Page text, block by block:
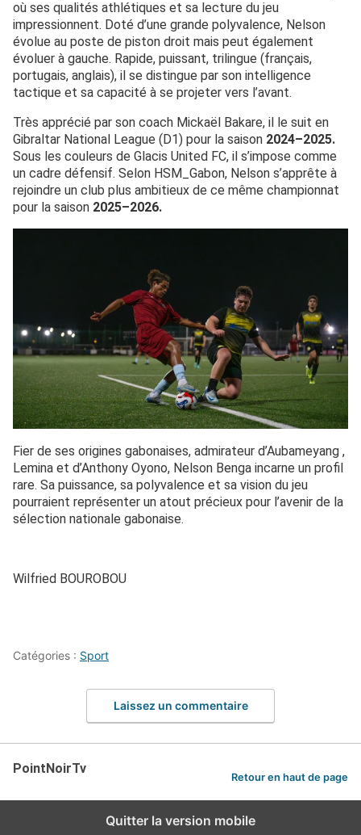
où ses qualités athlétiques et sa lecture du jeu
impressionnent. Doté d’une grande polyvalence, Nelson
évolue au poste de piston droit mais peut également
évoluer à gauche. Rapide, puissant, trilingue (français,
portugais, anglais), il se distingue par son intelligence
tactique et sa capacité à se projeter vers l’avant.
Très apprécié par son coach Mickaël Bakare, il le suit en
Gibraltar National League (D1) pour la saison 2024–2025.
Sous les couleurs de Glacis United FC, il s’impose comme
un cadre défensif. Selon HSM_Gabon, Nelson s’apprête à
rejoindre un club plus ambitieux de ce même championnat
pour la saison 2025–2026.
Fier de ses origines gabonaises, admirateur d’Aubameyang ,
Lemina et d’Anthony Oyono, Nelson Benga incarne un profil
rare. Sa puissance, sa polyvalence et sa vision du jeu
pourraient représenter un atout précieux pour l’avenir de la
sélection nationale gabonaise.
Wilfried BOUROBOU
Catégories : Sport
Laissez un commentaire
PointNoirTv
Retour en haut de page
Quitter la version mobile